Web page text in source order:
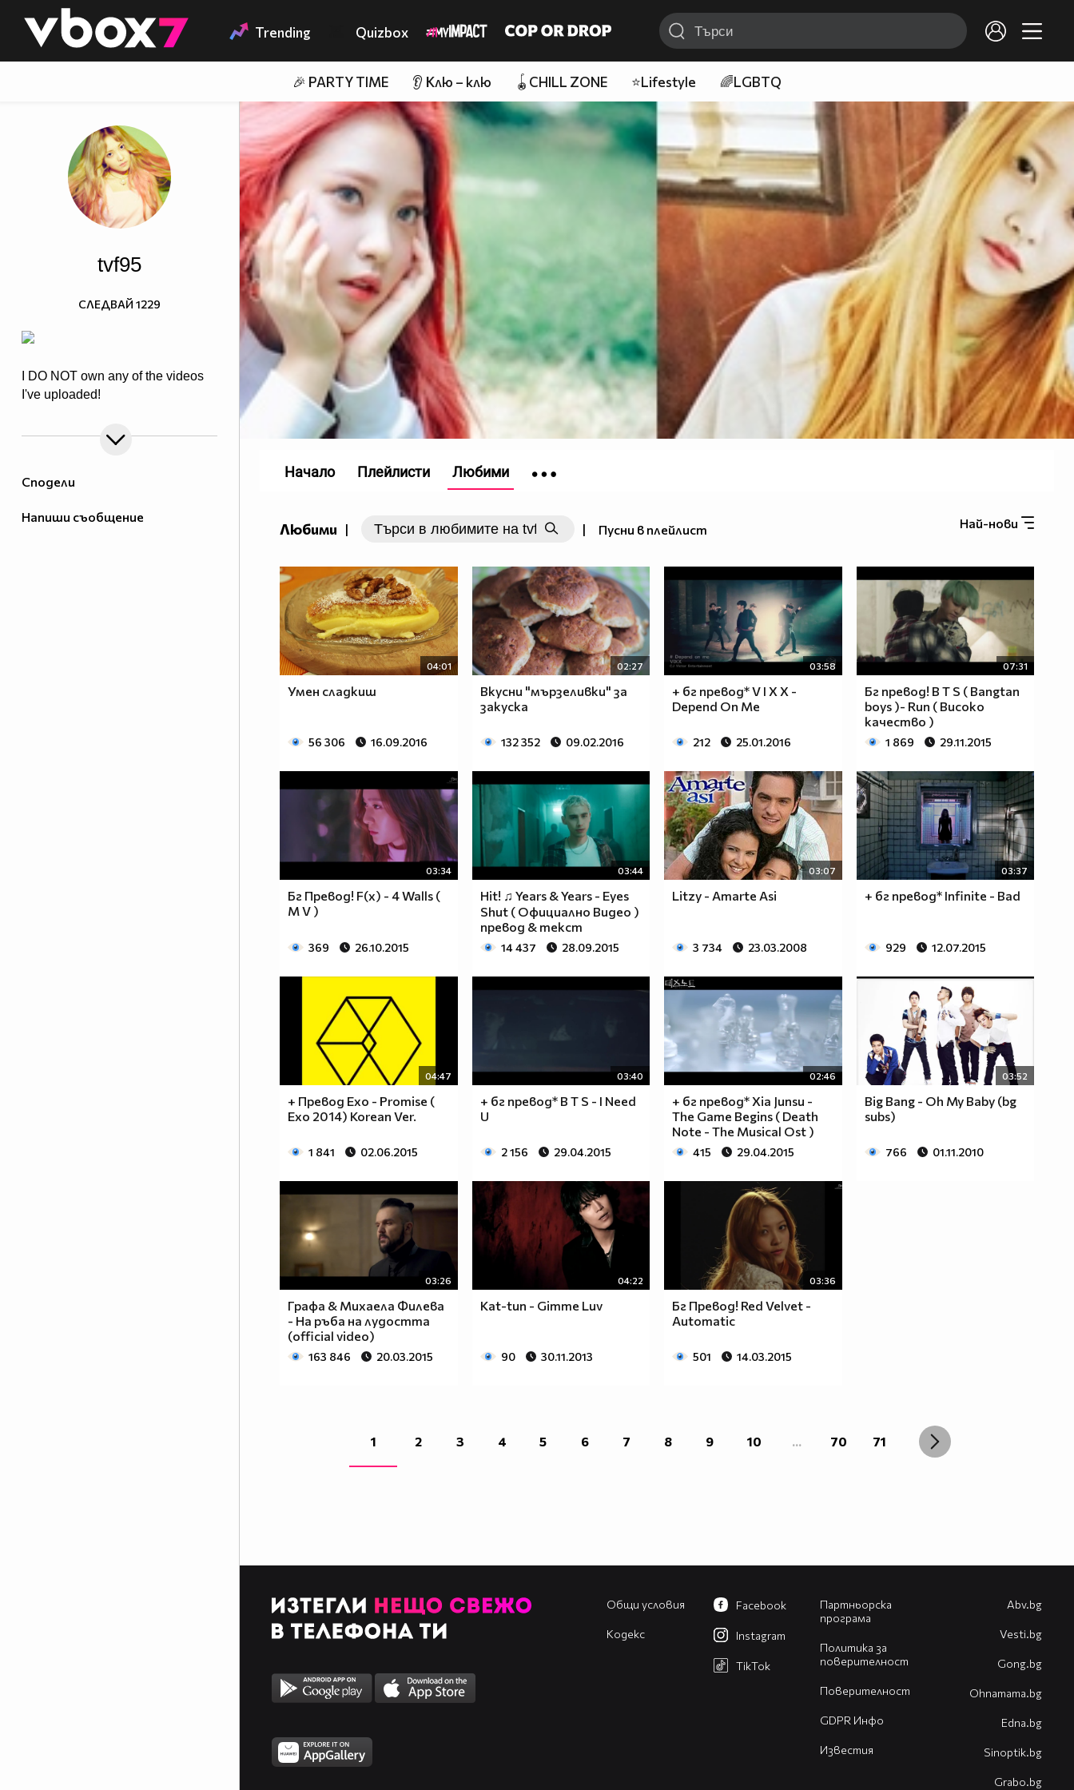
👾 Trending Quizbox
🎉 PARTY TIME 👂 Клю – клю 🪀CHILL ZONE ⭐Lifestyle 🌈LGBTQ
Сподели
Напиши съобщение
tvf95
I DO NOT own any of the videos
I've uploaded!
СЛЕДВАЙ 1229
Любими | | Пусни в плейлист Най-нови
04:01
Умен сладкиш
56 306 16.09.2016
02:27
Вкусни "мързеливки" за
закуска
132 352 09.02.2016
03:58
+ бг превод* V I X X -
Depend On Me
212 25.01.2016
07:31
Бг превод! B T S ( Bangtan
boys )- Run ( Високо
качество )
1 869 29.11.2015
03:34
Бг Превод! F(x) - 4 Walls (
M V )
369 26.10.2015
03:44
Hit! ♫ Years & Years - Eyes
Shut ( Официално Видео )
превод & текст
14 437 28.09.2015
03:07
Litzy - Amarte Asi
3 734 23.03.2008
03:37
+ бг превод* Infinite - Bad
929 12.07.2015
04:47
+ Превод Exo - Promise (
Exo 2014) Korean Ver.
1 841 02.06.2015
03:40
+ бг превод* B T S - I Need
U
2 156 29.04.2015
02:46
+ бг превод* Xia Junsu -
The Game Begins ( Death
Note - The Musical Ost )
415 29.04.2015
03:52
Big Bang - Oh My Baby (bg
subs)
766 01.11.2010
03:26
Графа & Михаела Филева
- На ръба на лудостта
(official video)
163 846 20.03.2015
04:22
Kat-tun - Gimme Luv
90 30.11.2013
03:36
Бг Превод! Red Velvet -
Automatic
501 14.03.2015
1 2 3 4 5 6 7 8 9 10 ... 70 71
Начало Плейлисти Любими
Общи условия
Кодекс
Партньорска
програма
Политика за
поверителност
Поверителност
GDPR Инфо
Известия
Facebook
Instagram
TikTok
Abv.bg
Vesti.bg
Gong.bg
Оhnamama.bg
Edna.bg
Sinoptik.bg
Grabo.bg